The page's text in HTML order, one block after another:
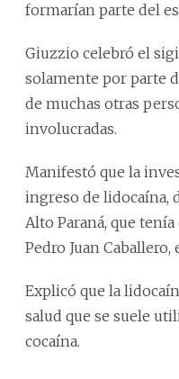
formarían parte del
Giuzzio celebró el
solamente por parte
de muchas otras
involucradas.
Manifestó que la
ingreso de lidocaína,
Alto Paraná, que
Pedro Juan Caballero,
Explicó que la
salud que se suele
cocaína.